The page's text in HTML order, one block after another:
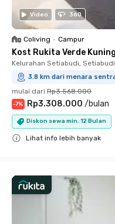
Video 360
Coliving • Campur
Kost Rukita Verde
Kelurahan Setiabudi, Setiabudi
3.8 km dari menara
mulai dari Rp3.568.000
-7% Rp3.308.000 /bulan
Diskon sewa min. 12 Bulan
Lihat info lebih banyak